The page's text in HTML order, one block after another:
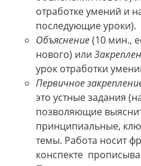
отработке умений и
последующие уроки).
Объяснение(10 мин.,
нового) или
урок отработки
Первичное
это устные задания
позволяющие
принципиальные,
темы. Работа носит
конспекте